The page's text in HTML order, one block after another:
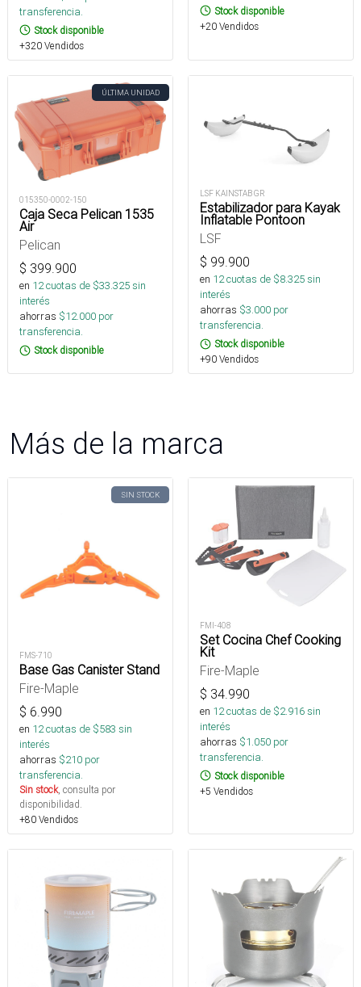
transferencia.
Stock disponible
+320 Vendidos
Stock disponible
+20 Vendidos
ÚLTIMA UNIDAD
015350-0002-150
Caja Seca Pelican 1535
Air
Pelican
$ 399.900
en 12cuotas de $33.325sin
interés
ahorras $12.000 por
transferencia.
Stock disponible
LSF KAINSTAB GR
Estabilizador para Kayak
Inflatable Pontoon
LSF
$ 99.900
en 12cuotas de $8.325sin
interés
ahorras $3.000 por
transferencia.
Stock disponible
+90 Vendidos
Más de la marca
SIN STOCK
FMS-710
Base Gas Canister Stand
Fire-Maple
$ 6.990
en 12cuotas de $583 sin
interés
ahorras $210 por
transferencia.
Sin stock, consulta por
disponibilidad.
+80 Vendidos
FMI-408
Set Cocina Chef Cooking
Kit
Fire-Maple
$ 34.990
en 12cuotas de $2.916sin
interés
ahorras $1.050 por
transferencia.
Stock disponible
+5 Vendidos